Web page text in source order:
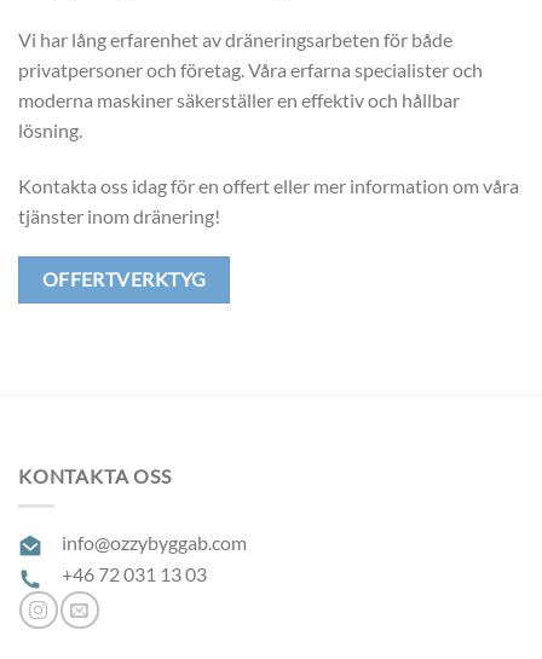
Vi har lång erfarenhet av dräneringsarbeten för både
privatpersoner och företag. Våra erfarna specialister och
moderna maskiner säkerställer en effektiv och hållbar
lösning.
Kontakta oss idag för en offert eller mer information om våra
tjänster inom dränering!
OFFERTVERKTYG
KONTAKTA OSS
info@ozzybyggab.com
+46 72 031 13 03